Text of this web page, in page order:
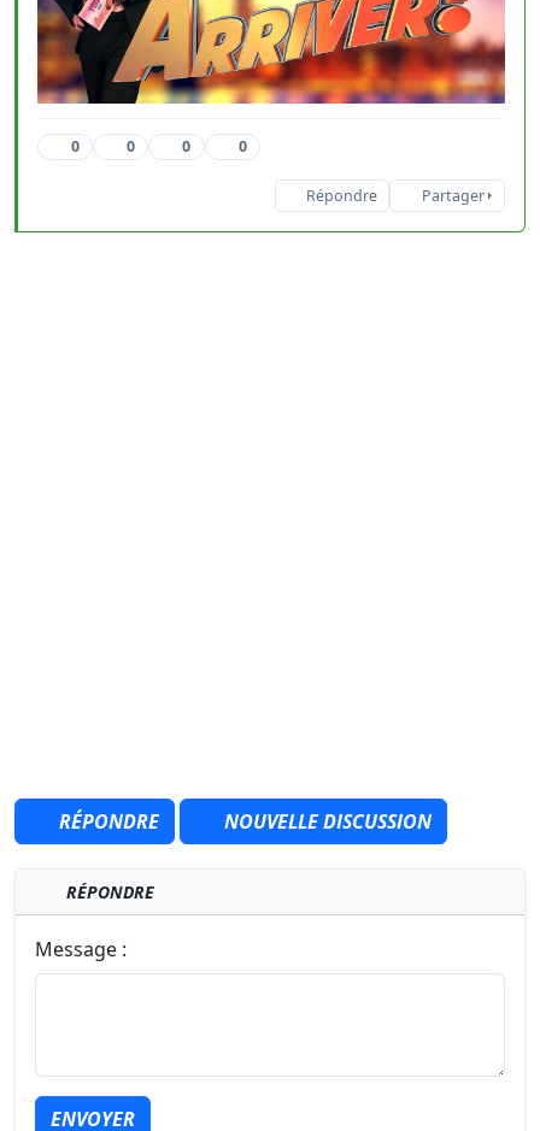
0 0 0 0
Répondre Partager
RÉPONDRE NOUVELLE DISCUSSION
RÉPONDRE
Message :
ENVOYER